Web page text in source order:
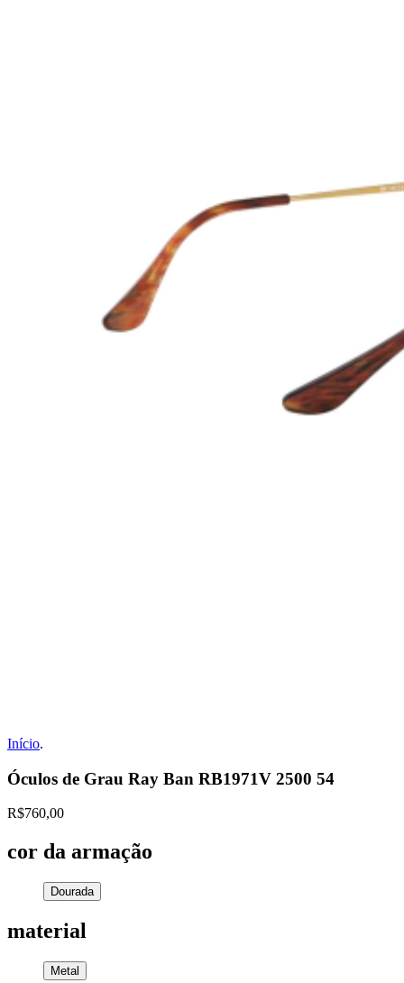
Início.
Óculos de Grau Ray Ban RB1971V 2500 54
R$760,00
cor da armação
Dourada
material
Metal